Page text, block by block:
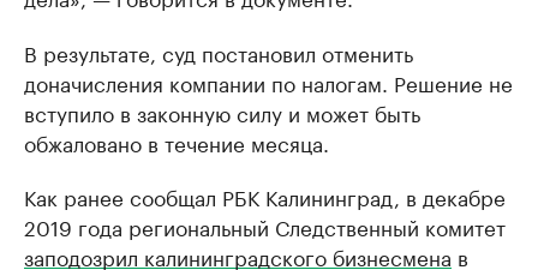
В результате, суд постановил отменить
доначисления компании по налогам. Решение не
вступило в законную силу и может быть
обжаловано в течение месяца.
Как ранее сообщал РБК Калининград, в декабре
2019 года региональный Следственный комитет
заподозрил калининградского бизнесмена в